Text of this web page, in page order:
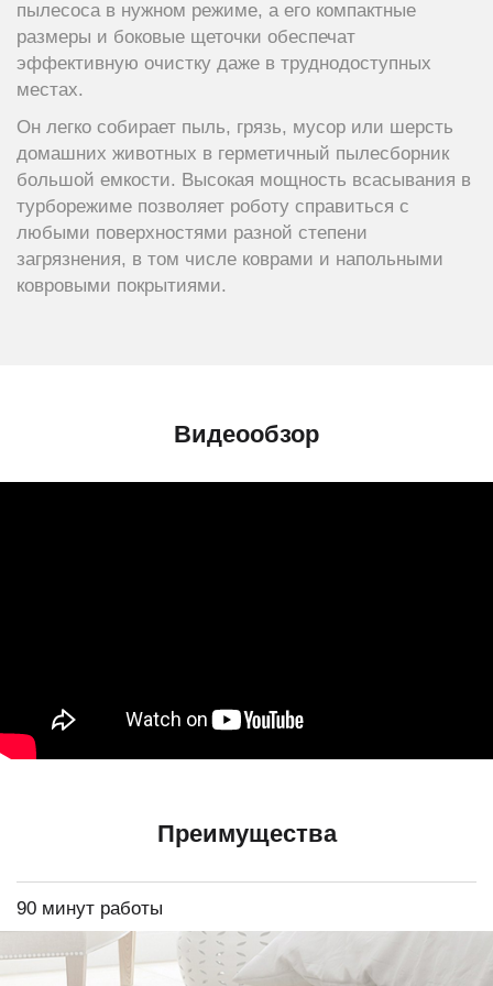
пылесоса в нужном режиме, а его компактные
размеры и боковые щеточки обеспечат
эффективную очистку даже в труднодоступных
местах.
Он легко собирает пыль, грязь, мусор или шерсть
домашних животных в герметичный пылесборник
большой емкости. Высокая мощность всасывания в
турборежиме позволяет роботу справиться с
любыми поверхностями разной степени
загрязнения, в том числе коврами и напольными
ковровыми покрытиями.
Видеообзор
Преимущества
90 минут работы